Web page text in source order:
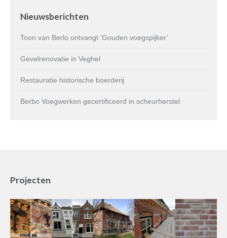
Nieuwsberichten
Toon van Berlo ontvangt ‘Gouden voegspijker’
Gevelrenovatie in Veghel
Restauratie historische boerderij
Berbo Voegwerken gecertificeerd in scheurherstel
Projecten